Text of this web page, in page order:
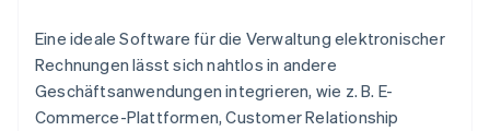
Eine ideale Software für die Verwaltung elektronischer
Rechnungen lässt sich nahtlos in andere
Geschäftsanwendungen integrieren, wie z. B. E-
Commerce-Plattformen, Customer Relationship